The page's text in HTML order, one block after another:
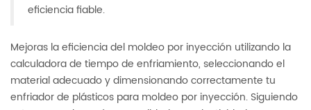
eficiencia fiable.
Mejoras la eficiencia del moldeo por inyección utilizando la
calculadora de tiempo de enfriamiento, seleccionando el
material adecuado y dimensionando correctamente tu
enfriador de plásticos para moldeo por inyección. Siguiendo